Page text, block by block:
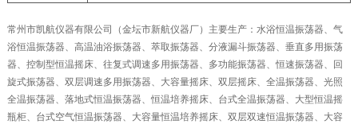
常州市凯航仪器有限公司（金坛市新航仪器厂）主要生产：水浴恒温振荡器、气
浴恒温振荡器、高温油浴振荡器、萃取振荡器、分液漏斗振荡器、垂直多用振荡
器、控制型恒温摇床、往复式调速多用振荡器、多功能振荡器、恒速振荡器、回
旋式振荡器、双层调速多用振荡器、大容量摇床、双层摇床、全温振荡器、光照
全温振荡器、落地式恒温振荡器、恒温培养摇床、台式全温振荡器、大型恒温摇
瓶柜、台式空气恒温振荡器、大容量恒温培养摇床、双层双速恒温振荡器、大容